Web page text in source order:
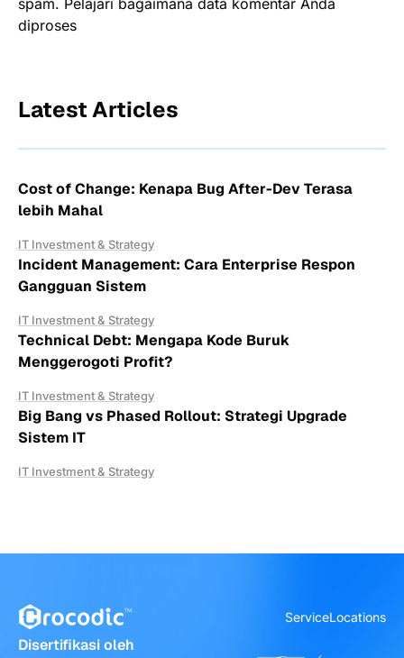
diproses
Latest Articles
Cost of Change: Kenapa Bug After-Dev Terasa
lebih Mahal
IT Investment & Strategy
Incident Management: Cara Enterprise Respon
Gangguan Sistem
IT Investment & Strategy
Technical Debt: Mengapa Kode Buruk
Menggerogoti Profit?
IT Investment & Strategy
Big Bang vs Phased Rollout: Strategi Upgrade
Sistem IT
IT Investment & Strategy
ServiceLocations
Disertifikasi oleh